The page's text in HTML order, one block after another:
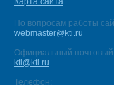
По вопросам работы
webmaster@kti.ru
Официальный почтовый
kti@kti.ru
Телефон: